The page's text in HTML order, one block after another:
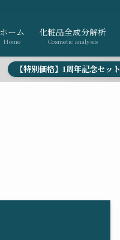
ホーム
Home
化粧品全成分解析
Cosmetic analysis
【特別価格】1周年記念セット